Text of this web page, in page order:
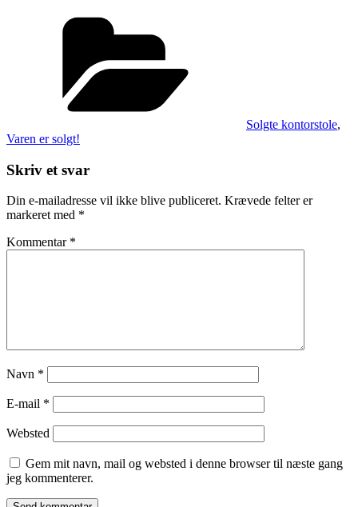
Solgte kontorstole,
Varen er solgt!
Skriv et svar
Din e-mailadresse vil ikke blive publiceret. Krævede felter er
markeret med *
Kommentar *
Navn *
E-mail *
Websted
Gem mit navn, mail og websted i denne browser til næste gang
jeg kommenterer.